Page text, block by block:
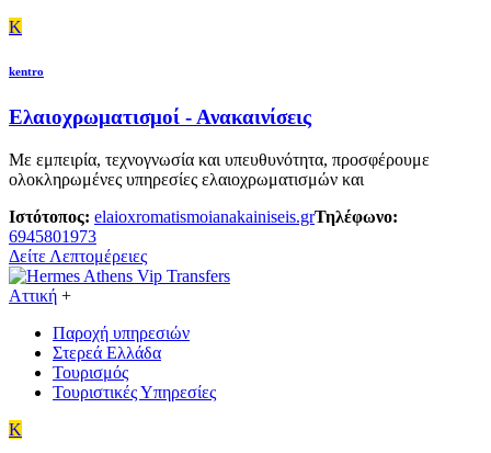
K
kentro
Ελαιοχρωματισμοί - Ανακαινίσεις
Με εμπειρία, τεχνογνωσία και υπευθυνότητα, προσφέρουμε
ολοκληρωμένες υπηρεσίες ελαιοχρωματισμών και
Ιστότοπος: elaioxromatismoianakainiseis.grΤηλέφωνο:
6945801973
Δείτε Λεπτομέρειες
Αττική +
Παροχή υπηρεσιών
Στερεά Ελλάδα
Τουρισμός
Τουριστικές Υπηρεσίες
K